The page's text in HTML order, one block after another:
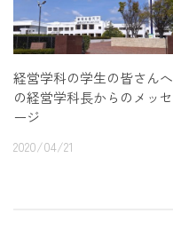
経営学科の学生の皆さんへ
の経営学科長からのメッセ
ージ
2020/04/21